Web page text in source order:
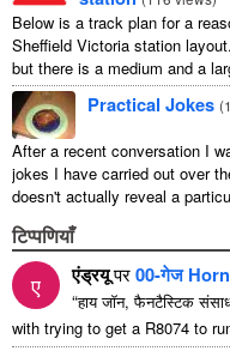
Below is a track plan for a
Sheffield Victoria station
but there is a medium and a
Practical Jokes (
After a recent conversation I
jokes I have carried out over
doesn't actually reveal a
टिप्पणियाँ
ए एंड्रयूपर00-गेज
“हाय जॉन, फैनटैस्टिक
with trying to get a R8074 to